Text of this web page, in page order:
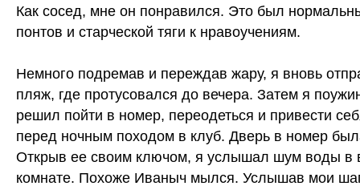
Как сосед, мне он понравился. Это был
понтов и старческой тяги к нравоучениям.
Немного подремав и переждав жару, я вновь
пляж, где протусовался до вечера. Затем я
решил пойти в номер, переодеться и привести
перед ночным походом в клуб. Дверь в номер
Открыв ее своим ключом, я услышал шум воды в
комнате. Похоже Иваныч мылся. Услышав мои